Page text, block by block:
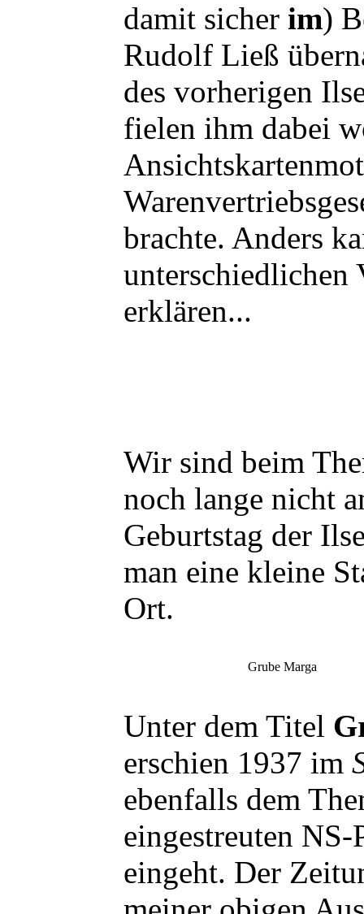
damit sicher im)
Rudolf Ließ
des vorherigen
fielen ihm dabei
brachte. Anders
unterschiedlichen
erklären...
Wir sind beim
noch lange nicht
Geburtstag der
man eine kleine
Ort.
Grube Marga
Unter dem Titel
erschien 1937 im
ebenfalls dem
eingestreuten
eingeht. Der